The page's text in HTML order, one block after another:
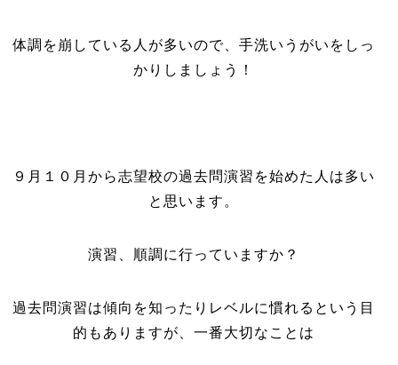
体調を崩している人が多いので、手洗いうがいをしっ
かりしましょう！
９月１０月から志望校の過去問演習を始めた人は多い
と思います。
演習、順調に行っていますか？
過去問演習は傾向を知ったりレベルに慣れるという目
的もありますが、一番大切なことは